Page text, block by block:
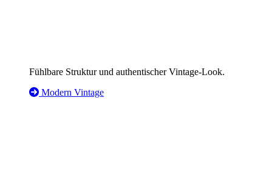
Fühlbare Struktur und authentischer Vintage-Look.
Modern Vintage